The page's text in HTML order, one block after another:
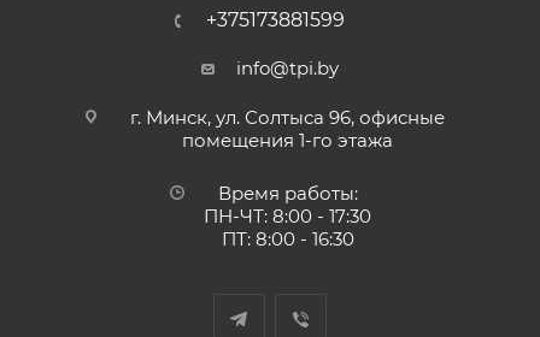
+375173881599
info@tpi.by
г. Минск, ул. Солтыса 96, офисные
помещения 1-го этажа
Время работы:
ПН-ЧТ: 8:00 - 17:30
ПТ: 8:00 - 16:30